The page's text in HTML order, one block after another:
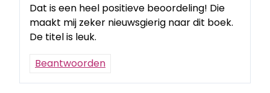
Dat is een heel positieve beoordeling! Die
maakt mij zeker nieuwsgierig naar dit boek.
De titel is leuk.
Beantwoorden